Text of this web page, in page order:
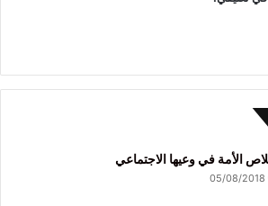
الأمة في وعيها الاجتماعي
05/08/2018